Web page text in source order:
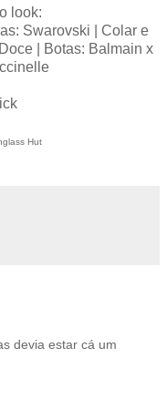
look:
Swarovski | Colar e
| Botas: Balmain x
Hut
devia estar cá um